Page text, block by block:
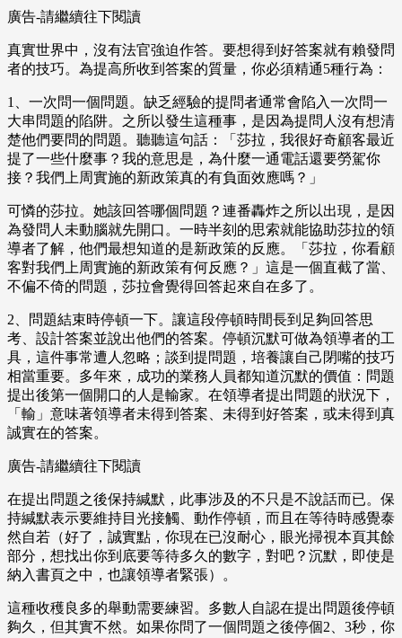
廣告-請繼續往下閱讀
真實世界中，沒有法官強迫作答。要想得到好答案就有賴發問
者的技巧。為提高所收到答案的質量，你必須精通5種行為：
1、一次問一個問題。缺乏經驗的提問者通常會陷入一次問一
大串問題的陷阱。之所以發生這種事，是因為提問人沒有想清
楚他們要問的問題。聽聽這句話：「莎拉，我很好奇顧客最近
提了一些什麼事？我的意思是，為什麼一通電話還要勞駕你
接？我們上周實施的新政策真的有負面效應嗎？」
可憐的莎拉。她該回答哪個問題？連番轟炸之所以出現，是因
為發問人未動腦就先開口。一時半刻的思索就能協助莎拉的領
導者了解，他們最想知道的是新政策的反應。「莎拉，你看顧
客對我們上周實施的新政策有何反應？」這是一個直截了當、
不偏不倚的問題，莎拉會覺得回答起來自在多了。
2、問題結束時停頓一下。讓這段停頓時間長到足夠回答思
考、設計答案並說出他們的答案。停頓沉默可做為領導者的工
具，這件事常遭人忽略；談到提問題，培養讓自己閉嘴的技巧
相當重要。多年來，成功的業務人員都知道沉默的價值：問題
提出後第一個開口的人是輸家。在領導者提出問題的狀況下，
「輸」意味著領導者未得到答案、未得到好答案，或未得到真
誠實在的答案。
廣告-請繼續往下閱讀
在提出問題之後保持緘默，此事涉及的不只是不說話而已。保
持緘默表示要維持目光接觸、動作停頓，而且在等待時感覺泰
然自若（好了，誠實點，你現在已沒耐心，眼光掃視本頁其餘
部分，想找出你到底要等待多久的數字，對吧？沉默，即使是
納入書頁之中，也讓領導者緊張）。
這種收穫良多的舉動需要練習。多數人自認在提出問題後停頓
夠久，但其實不然。如果你問了一個問題之後停個2、3秒，你